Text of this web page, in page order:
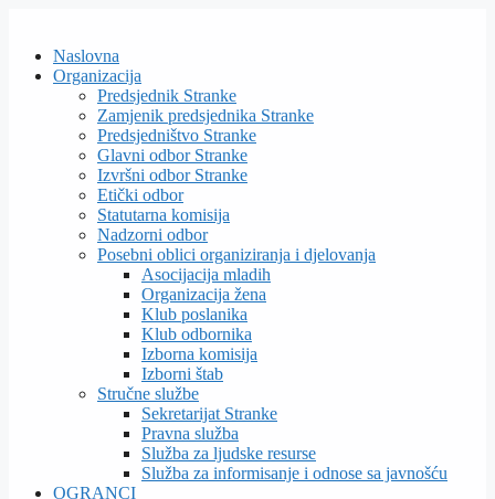
contentNaslovna
Organizacija
Predsjednik Stranke
Zamjenik predsjednika Stranke
Predsjedništvo Stranke
Glavni odbor Stranke
Izvršni odbor Stranke
Etički odbor
Statutarna komisija
Nadzorni odbor
Posebni oblici organiziranja i djelovanja
Asocijacija mladih
Organizacija žena
Klub poslanika
Klub odbornika
Izborna komisija
Izborni štab
Stručne službe
Sekretarijat Stranke
Pravna služba
Služba za ljudske resurse
Služba za informisanje i odnose sa javnošću
OGRANCI